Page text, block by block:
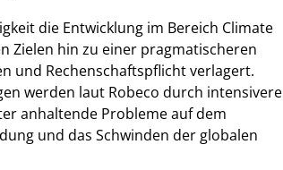
die Entwicklung im Bereich Climate
Zielen hin zu einer pragmatischeren
und Rechenschaftspflicht verlagert.
werden laut Robeco durch intensivere
anhaltende Probleme auf dem
und das Schwinden der globalen